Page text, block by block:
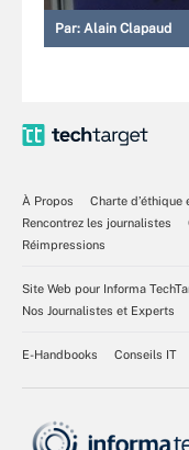
Par: Alain Clapaud
À Propos
Charte d’éthique
Rencontrez les journalistes
Réimpressions
Site Web pour Informa
Nos Journalistes et Experts
E-Handbooks Conseils IT